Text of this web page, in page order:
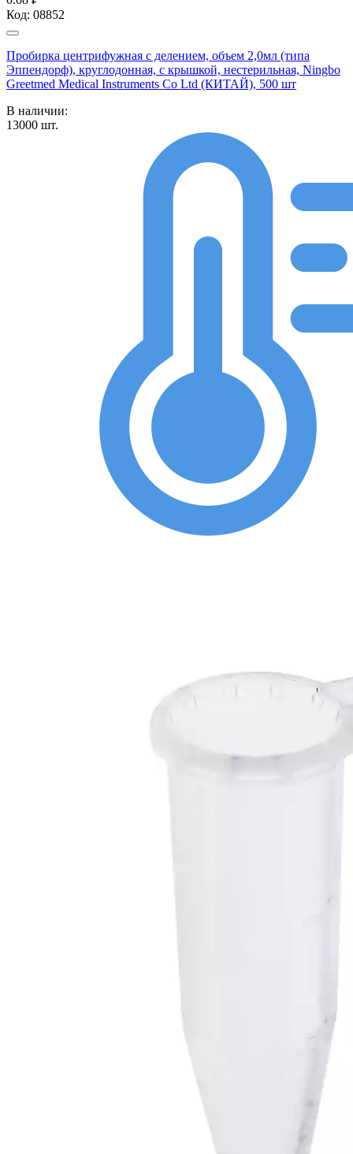
Код: 08852
Пробирка центрифужная с делением, объем 2,0мл (типа
Эппендорф), круглодонная, с крышкой, нестерильная, Ningbo
Greetmed Medical Instruments Co Ltd (КИТАЙ), 500 шт
В наличии:
13000 шт.